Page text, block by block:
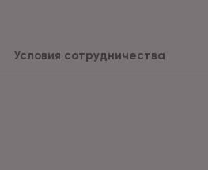
Условия сотрудничества